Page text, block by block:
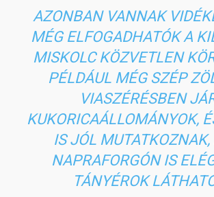
AZONBAN VANNAK
MÉG ELFOGADHATÓK A
MISKOLC KÖZVETLEN
PÉLDÁUL MÉG SZÉP
VIASZÉRÉSBEN
KUKORICAÁLLOMÁNYOK,
IS JÓL MUTATKOZNAK,
NAPRAFORGÓN IS
TÁNYÉROK